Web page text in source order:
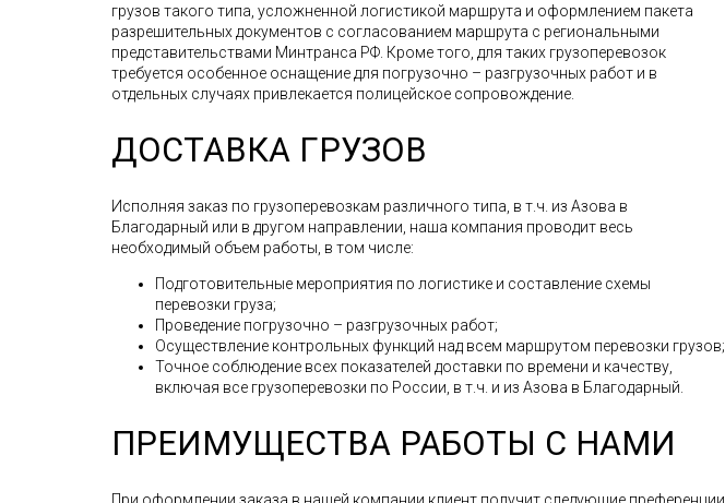
грузов такого типа, усложненной логистикой маршрута и оформлением пакета
разрешительных документов с согласованием маршрута с региональными
представительствами Минтранса РФ. Кроме того, для таких грузоперевозок
требуется особенное оснащение для погрузочно – разгрузочных работ и в
отдельных случаях привлекается полицейское сопровождение.
ДОСТАВКА ГРУЗОВ
Исполняя заказ по грузоперевозкам различного типа, в т.ч. из Азова в
Благодарный или в другом направлении, наша компания проводит весь
необходимый объем работы, в том числе:
Подготовительные мероприятия по логистике и составление схемы
перевозки груза;
Проведение погрузочно – разгрузочных работ;
Осуществление контрольных функций над всем маршрутом перевозки грузов;
Точное соблюдение всех показателей доставки по времени и качеству,
включая все грузоперевозки по России, в т.ч. и из Азова в Благодарный.
ПРЕИМУЩЕСТВА РАБОТЫ С НАМИ
При оформлении заказа в нашей компании клиент получит следующие преференции